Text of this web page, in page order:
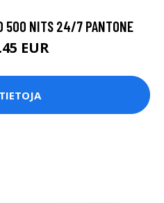
500 NITS 24/7 PANTONE
EUR